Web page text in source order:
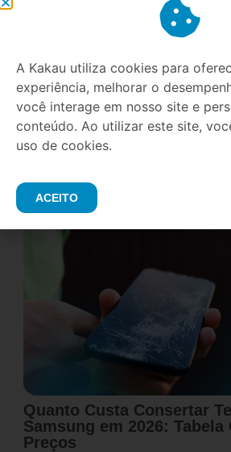
E-bikes no Brasil: Um
cresce 50% ao ano e
para essa revolução
Quanto Custa Consertar
Samsung em 2026: Tabela
Preços
A Kakau utiliza cookies para
experiência, melhorar o
você interage em nosso site e
conteúdo. Ao utilizar este site,
uso de cookies.
ACEITO